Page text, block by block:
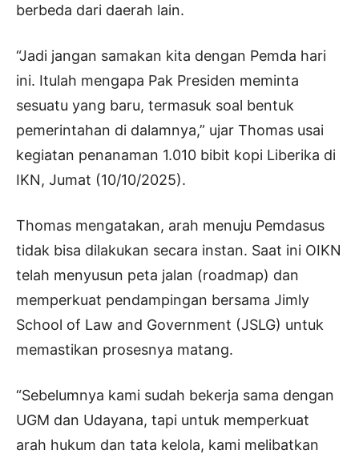
berbeda dari daerah lain.
“Jadi jangan samakan kita dengan Pemda hari
ini. Itulah mengapa Pak Presiden meminta
sesuatu yang baru, termasuk soal bentuk
pemerintahan di dalamnya,” ujar Thomas usai
kegiatan penanaman 1.010 bibit kopi Liberika di
IKN, Jumat (10/10/2025).
Thomas mengatakan, arah menuju Pemdasus
tidak bisa dilakukan secara instan. Saat ini OIKN
telah menyusun peta jalan (roadmap) dan
memperkuat pendampingan bersama Jimly
School of Law and Government (JSLG) untuk
memastikan prosesnya matang.
“Sebelumnya kami sudah bekerja sama dengan
UGM dan Udayana, tapi untuk memperkuat
arah hukum dan tata kelola, kami melibatkan